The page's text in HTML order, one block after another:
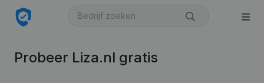
Probeer Liza.nl gratis